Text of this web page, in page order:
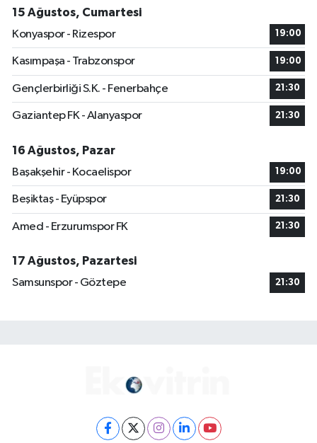
15 Ağustos, Cumartesi
Konyaspor - Rizespor
19:00
Kasımpaşa - Trabzonspor 19:00
Gençlerbirliği S.K. - Fenerbahçe 21:30
Gaziantep FK - Alanyaspor 21:30
16 Ağustos, Pazar
Başakşehir - Kocaelispor
19:00
Beşiktaş - Eyüpspor 21:30
Amed - Erzurumspor FK 21:30
17 Ağustos, Pazartesi
Samsunspor - Göztepe
21:30